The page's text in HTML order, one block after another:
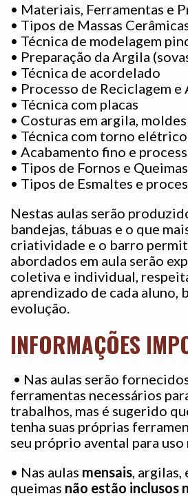
• Materiais, Ferramentas e
• Tipos de Massas
• Técnica de modelagem
• Preparação da Argila
• Técnica de acordelado
• Processo de Reciclagem
• Técnica com placas
• Costuras em argila,
• Técnica com torno elétrico
• Acabamento fino e
• Tipos de Fornos e Queimas
• Tipos de Esmaltes e
Nestas aulas serão
bandejas, tábuas e o que
criatividade e o barro
abordados em aula serão
coletiva e individual,
aprendizado de cada aluno,
evolução.
INFORMAÇÕES
• Nas aulas serão
ferramentas necessários
trabalhos, mas é sugerido
tenha suas próprias
seu próprio avental para uso
• Nas aulas mensais, argilas,
queimas não estão inclusos